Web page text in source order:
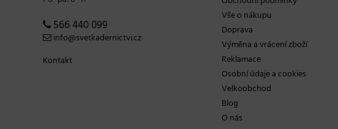
Po−pá: 8−17
566 440 099
info@svetkadernictvi.cz
Obchodní podmínky
Vše o nákupu
Doprava
Výměna a vrácení zboží
Reklamace
Osobní údaje a cookies
Velkoobchod
Blog